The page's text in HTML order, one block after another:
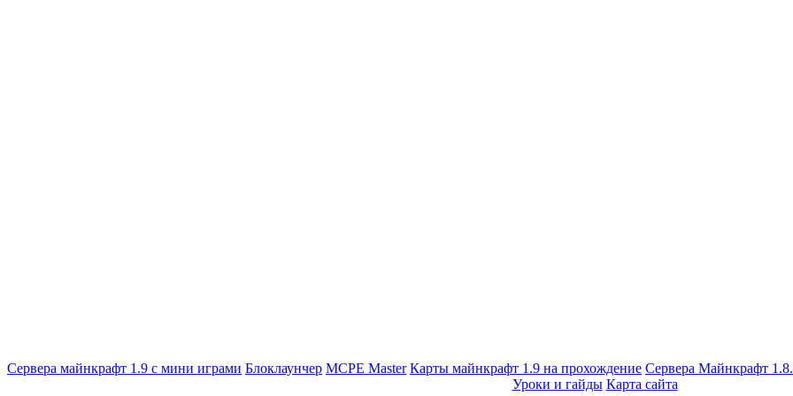
Сервера майнкрафт 1.9 с мини играми Блоклаунчер MCPE Master Карты майнкрафт 1.9 на прохождение Сервера Майнкрафт
Уроки и гайды Карта сайта